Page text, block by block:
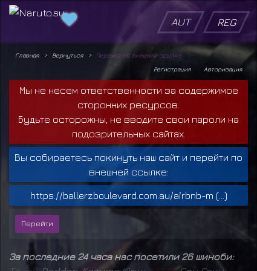
AUT REG
Главная Вернуться
Переход по внешней ссылке
Авторизация
Регистрация
Мы не несем ответственности за содержимое
сторонних ресурсов.
Будьте осторожны, не вводите свои пароли на
подозрительных сайтах.
Вы собираетесь покинуть наш сайт и перейти по
внешней ссылке:
https://ballerzboulevard.com.au/airbnb-m (...)
За последние 24 часа нас посетили 26 шиноби: